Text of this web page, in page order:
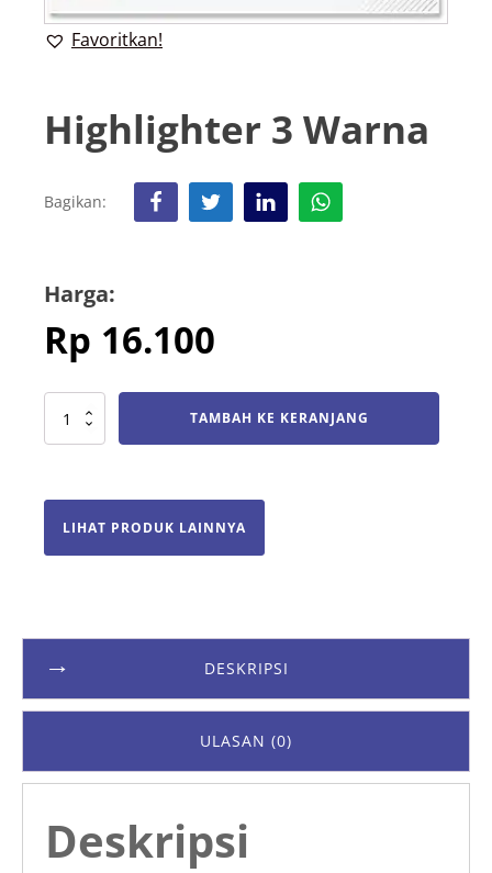
Favoritkan!
Highlighter 3 Warna
Bagikan:
Harga:
Rp 16.100
Kuantitas
Highlighter
TAMBAH KE KERANJANG
LIHAT PRODUK LAINNYA
DESKRIPSI
ULASAN (0)
Deskripsi